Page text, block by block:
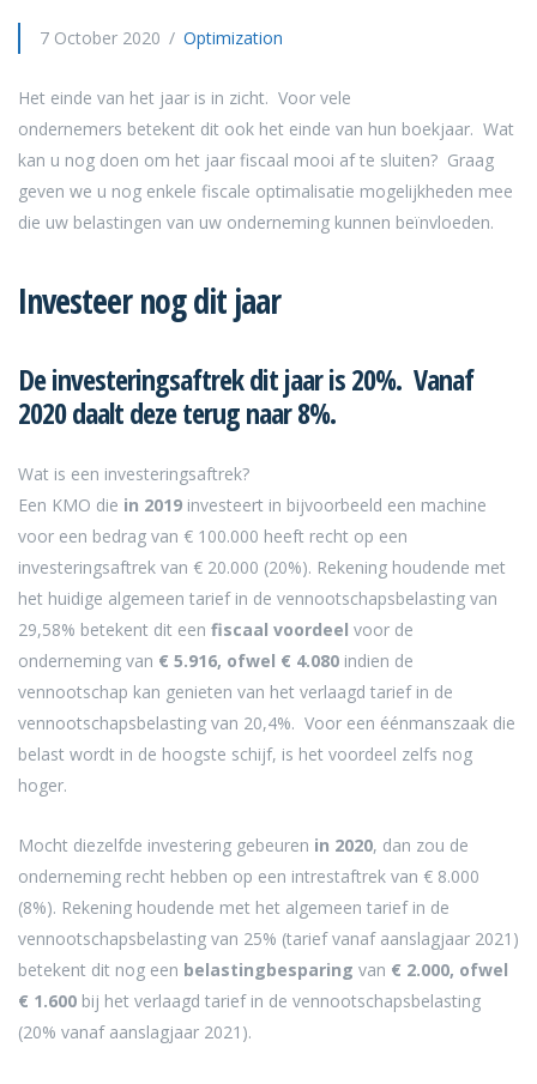
7 October 2020 Optimization
Het einde van het jaar is in zicht. Voor vele
ondernemers betekent dit ook het einde van hun boekjaar. Wat
kan u nog doen om het jaar fiscaal mooi af te sluiten? Graag
geven we u nog enkele fiscale optimalisatie mogelijkheden mee
die uw belastingen van uw onderneming kunnen beïnvloeden.
Investeer nog dit jaar
De investeringsaftrek dit jaar is 20%. Vanaf
2020 daalt deze terug naar 8%.
Wat is een investeringsaftrek?
Een KMO die in 2019 investeert in bijvoorbeeld een machine
voor een bedrag van € 100.000 heeft recht op een
investeringsaftrek van € 20.000 (20%). Rekening houdende met
het huidige algemeen tarief in de vennootschapsbelasting van
29,58% betekent dit een fiscaal voordeel voor de
onderneming van € 5.916, ofwel € 4.080 indien de
vennootschap kan genieten van het verlaagd tarief in de
vennootschapsbelasting van 20,4%. Voor een éénmanszaak die
belast wordt in de hoogste schijf, is het voordeel zelfs nog
hoger.
Mocht diezelfde investering gebeuren in 2020, dan zou de
onderneming recht hebben op een intrestaftrek van € 8.000
(8%). Rekening houdende met het algemeen tarief in de
vennootschapsbelasting van 25% (tarief vanaf aanslagjaar 2021)
betekent dit nog een belastingbesparing van € 2.000, ofwel
€ 1.600 bij het verlaagd tarief in de vennootschapsbelasting
(20% vanaf aanslagjaar 2021).